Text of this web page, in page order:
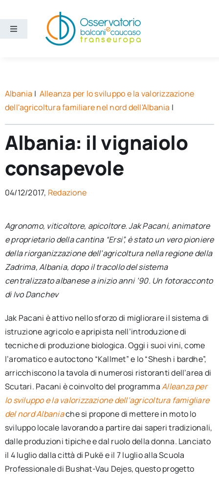
contenuto
Toggle
Sezioni
per:
Newsletter
Ita
Albania | Alleanza per lo sviluppo e la valorizzazione
dell'agricoltura familiare nel nord dell'Albania |
Albania: il vignaiolo
consapevole
04/12/2017, Redazione
Agronomo, viticoltore, apicoltore. Jak Pacani, animatore
e proprietario della cantina “Ersi”, è stato un vero pioniere
della riorganizzazione dell’agricoltura nella regione della
Zadrima, Albania, dopo il tracollo del sistema
centralizzato albanese a inizio anni ’90. Un fotoracconto
di Ivo Danchev
Jak Pacani è attivo nello sforzo di migliorare il sistema di
istruzione agricolo e apripista nell’introduzione di
tecniche di produzione biologica. Oggi i suoi vini, come
l’aromatico e autoctono “Kallmet” e lo “Shesh i bardhe”,
arricchiscono la tavola di numerosi ristoranti dell’area di
Scutari. Pacani è coinvolto del programmaAlleanza per
lo sviluppo e la valorizzazione dell’agricoltura famigliare
del nord Albaniache si propone di mettere in moto lo
sviluppo locale lavorando a partire dai saperi tradizionali,
dalle produzioni tipiche e dal ruolo della donna. Lanciato
il 4 luglio dalla città di Pukë e il 7 luglio alla Scuola
Professionale di Bushat-Vau Dejes, questo progetto